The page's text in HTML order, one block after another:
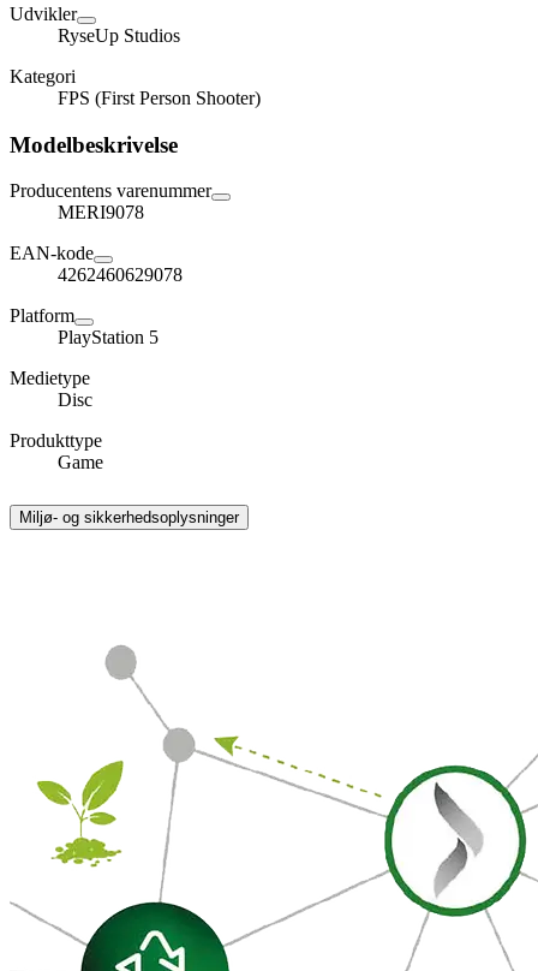
Udvikler
RyseUp Studios
Kategori
FPS (First Person Shooter)
Modelbeskrivelse
Producentens varenummer
MERI9078
EAN-kode
4262460629078
Platform
PlayStation 5
Medietype
Disc
Produkttype
Game
Miljø- og sikkerhedsoplysninger